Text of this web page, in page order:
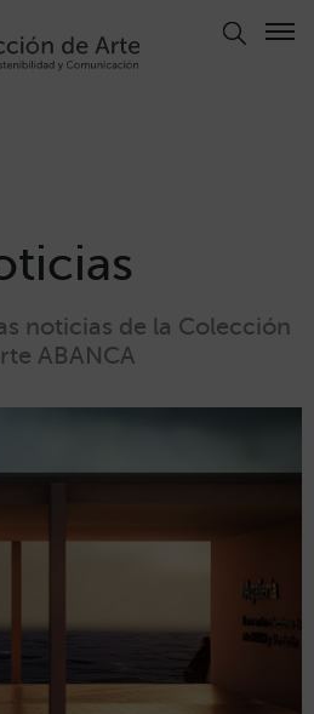
noticias de la Colección
ABANCA